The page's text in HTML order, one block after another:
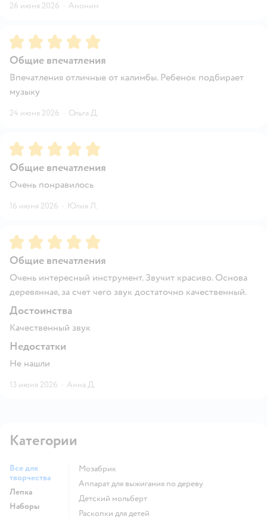
26 июня 2026 · Аноним
Рейтинг:5
Общие впечатления
Впечатления отличные от калимбы. Ребенок подбирает
музыку
24 июня 2026 · Ольга Д.
Рейтинг:5
Общие впечатления
Очень понравилось
16 июня 2026 · Юлия Л.
Рейтинг:5
Общие впечатления
Очень интересный инструмент. Звучит красиво. Основа
деревянная, за счет чего звук достаточно качественный.
Достоинства
Качественный звук
Недостатки
Не нашли
13 июня 2026 · Анна Д.
Категории
Все для
творчества
Лепка
Наборы
Мозабрик
Аппарат для выжигания по дереву
Детский мольберт
Раскопки для детей